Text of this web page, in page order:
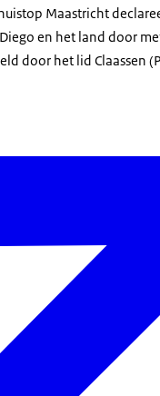
Maastricht
en het land door
door het lid Claassen